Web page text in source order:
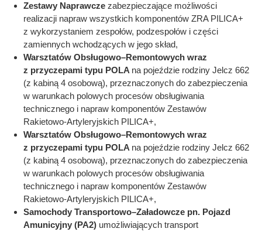
Zestawy Naprawcze zabezpieczające możliwości
realizacji napraw wszystkich komponentów ZRA PILICA+
z wykorzystaniem zespołów, podzespołów i części
zamiennych wchodzących w jego skład,
Warsztatów Obsługowo–Remontowych wraz
z przyczepami typu POLA na pojeździe rodziny Jelcz 662
(z kabiną 4 osobową), przeznaczonych do zabezpieczenia
w warunkach polowych procesów obsługiwania
technicznego i napraw komponentów Zestawów
Rakietowo-Artyleryjskich PILICA+,
Warsztatów Obsługowo–Remontowych wraz
z przyczepami typu POLA na pojeździe rodziny Jelcz 662
(z kabiną 4 osobową), przeznaczonych do zabezpieczenia
w warunkach polowych procesów obsługiwania
technicznego i napraw komponentów Zestawów
Rakietowo-Artyleryjskich PILICA+,
Samochody Transportowo–Załadowcze pn. Pojazd
Amunicyjny (PA2) umożliwiających transport